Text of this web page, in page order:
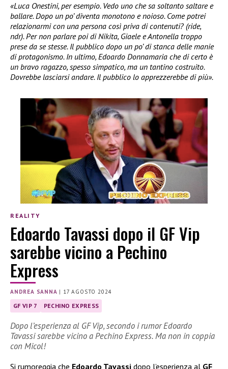
«Luca Onestini, per esempio. Vedo uno che sa soltanto saltare e
ballare. Dopo un po’ diventa monotono e noioso. Come potrei
relazionarmi con una persona così priva di contenuti? (ride,
ndr). Per non parlare poi di Nikita, Giaele e Antonella troppo
prese da se stesse. Il pubblico dopo un po’ di stanca delle manie
di protagonismo. In ultimo, Edoardo Donnamaria che di certo è
un bravo ragazzo, spesso simpatico, ma un tantino costruito.
Dovrebbe lasciarsi andare. Il pubblico lo apprezzerebbe di più».
REALITY
Edoardo Tavassi dopo il GF Vip
sarebbe vicino a Pechino
Express
ANDREA SANNA | 17 AGOSTO 2024
GF VIP 7 PECHINO EXPRESS
Dopo l’esperienza al GF Vip, secondo i rumor Edoardo
Tavassi sarebbe vicino a Pechino Express. Ma non in coppia
con Micol!
Si rumoreggia che Edoardo Tavassi dopo l’esperienza al GF